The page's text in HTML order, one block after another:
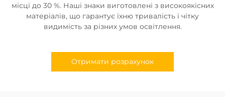
місці до 30 %. Наші знаки виготовлені з високоякісних
матеріалів, що гарантує їхню тривалість і чітку
видимість за різних умов освітлення.
Отримати розрахунок